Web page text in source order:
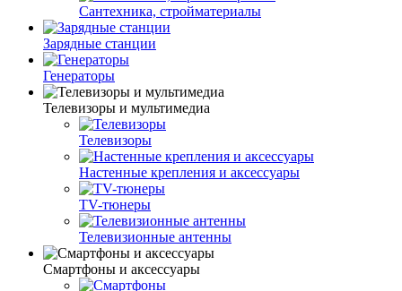
Сантехника, стройматериалы
Зарядные станции
Генераторы
Телевизоры и мультимедиа
Телевизоры
Настенные крепления и аксессуары
TV-тюнеры
Телевизионные антенны
Смартфоны и аксессуары